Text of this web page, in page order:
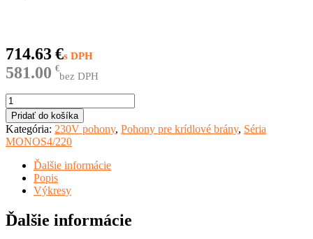
€
714.63
€
581.00 bez DPH
množstvo
KIT
MONOS4/220GO
Pridať do košíka
Kategória: 230V pohony, Pohony pre krídlové brány, Séria
MONOS4/220
Ďalšie informácie
Popis
Výkresy
Ďalšie informácie